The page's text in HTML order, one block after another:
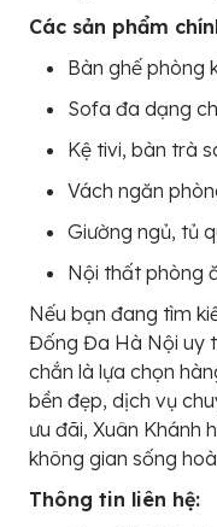
Các sản phẩm
Bàn ghế phòng
Sofa đa dạng
Kệ tivi, bàn trà
Vách ngăn
Giường ngủ, tủ
Nội thất phòng
Nếu bạn đang tìm
Đống Đa Hà Nội uy
chắn là lựa chọn
bền đẹp, dịch vụ
ưu đãi, Xuân Khánh
không gian sống
Thông tin liên hệ: